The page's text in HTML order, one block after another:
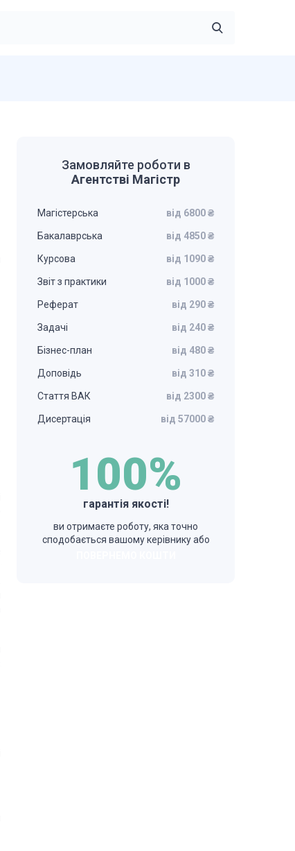
Замовляйте роботи в
Агентстві Магістр
Магістерська від 6800 ₴
Бакалаврська від 4850 ₴
Курсова від 1090 ₴
Звіт з практики від 1000 ₴
Реферат від 290 ₴
Задачі від 240 ₴
Бізнес-план від 480 ₴
Доповідь від 310 ₴
Стаття ВАК від 2300 ₴
Дисертація від 57000 ₴
100%
гарантія якості!
ви отримаєте роботу, яка точно
сподобається вашому керівнику або